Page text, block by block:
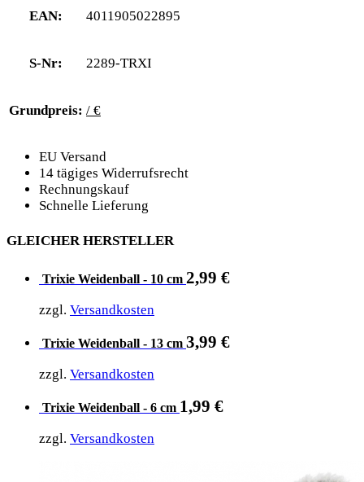
EAN: 4011905022895
S-Nr: 2289-TRXI
Grundpreis: / €
EU Versand
14 tägiges Widerrufsrecht
Rechnungskauf
Schnelle Lieferung
GLEICHER HERSTELLER
Trixie Weidenball - 10 cm 2,99 €
zzgl. Versandkosten
Trixie Weidenball - 13 cm 3,99 €
zzgl. Versandkosten
Trixie Weidenball - 6 cm 1,99 €
zzgl. Versandkosten